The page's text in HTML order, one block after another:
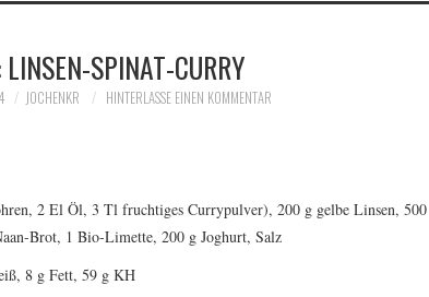
LINSEN-SPINAT-CURRY
JOCHENKR HINTERLASSE EINEN KOMMENTAR
2 El Öl, 3 Tl fruchtiges Currypulver), 200 g gelbe Linsen, 500
Brot, 1 Bio-Limette, 200 g Joghurt, Salz
8 g Fett, 59 g KH